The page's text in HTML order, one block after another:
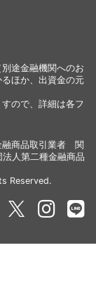
途金融機関へのお
ほか、出資金の元
ので、詳細は各フ
融商品取引業者 関
人第二種金融商品
Reserved.